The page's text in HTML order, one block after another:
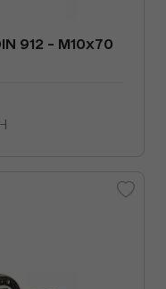
912 - M10x70